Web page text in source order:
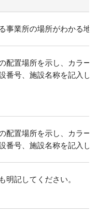
事業所の場所がわかる
配置場所を示し、カラ
番号、施設名称を記入し
配置場所を示し、カラ
番号、施設名称を記入し
明記してください。